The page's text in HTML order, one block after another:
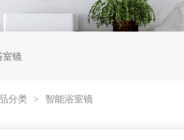
室镜
分类 > 智能浴室镜